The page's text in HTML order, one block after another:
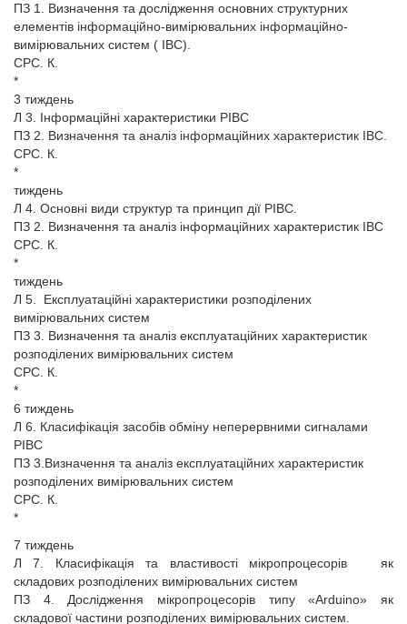
ПЗ 1. Визначення та дослідження основних структурних
елементів інформаційно-вимірювальних інформаційно-
вимірювальних систем ( ІВС).
СРС. К.
*
3 тиждень
Л 3. Інформаційні характеристики РІВС
ПЗ 2. Визначення та аналіз інформаційних характеристик ІВС.
СРС. К.
*
тиждень
Л 4. Основні види структур та принцип дії РІВС.
ПЗ 2. Визначення та аналіз інформаційних характеристик ІВС
СРС. К.
*
тиждень
Л 5. Експлуатаційні характеристики розподілених
вимірювальних систем
ПЗ 3. Визначення та аналіз експлуатаційних характеристик
розподілених вимірювальних систем
СРС. К.
*
6 тиждень
Л 6. Класифікація засобів обміну неперервними сигналами
РІВС
ПЗ 3.Визначення та аналіз експлуатаційних характеристик
розподілених вимірювальних систем
СРС. К.
*
7 тиждень
Л 7. Класифікація та властивості мікропроцесорів як
складових розподілених вимірювальних систем
ПЗ 4. Дослідження мікропроцесорів типу «Arduino» як
складової частини розподілених вимірювальних систем.